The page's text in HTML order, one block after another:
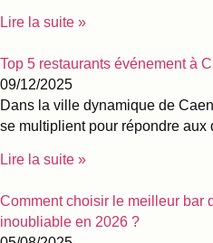
Lire la suite »
Top 5 restaurants événement à
09/12/2025
Dans la ville dynamique de
se multiplient pour répondre aux
Lire la suite »
Comment choisir le meilleur bar
inoubliable en 2026 ?